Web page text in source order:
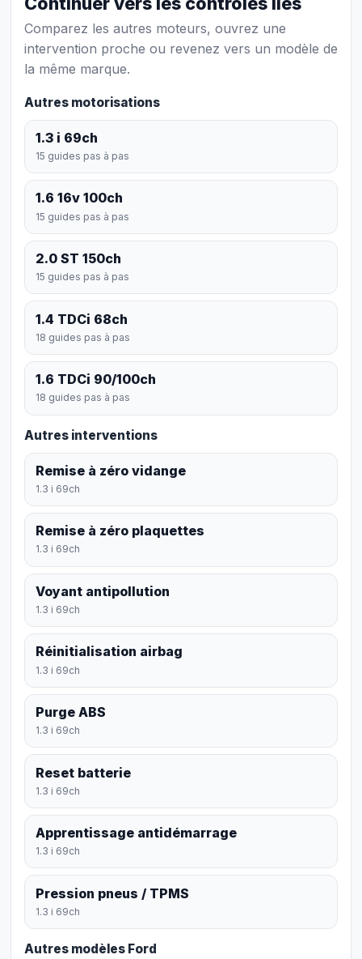
Comparez les autres moteurs, ouvrez une
intervention proche ou revenez vers un modèle de
la même marque.
Autres motorisations
1.3 i 69ch
15 guides pas à pas
1.6 16v 100ch
15 guides pas à pas
2.0 ST 150ch
15 guides pas à pas
1.4 TDCi 68ch
18 guides pas à pas
1.6 TDCi 90/100ch
18 guides pas à pas
Autres interventions
Remise à zéro vidange
1.3 i 69ch
Remise à zéro plaquettes
1.3 i 69ch
Voyant antipollution
1.3 i 69ch
Réinitialisation airbag
1.3 i 69ch
Purge ABS
1.3 i 69ch
Reset batterie
1.3 i 69ch
Apprentissage antidémarrage
1.3 i 69ch
Pression pneus / TPMS
1.3 i 69ch
Autres modèles Ford